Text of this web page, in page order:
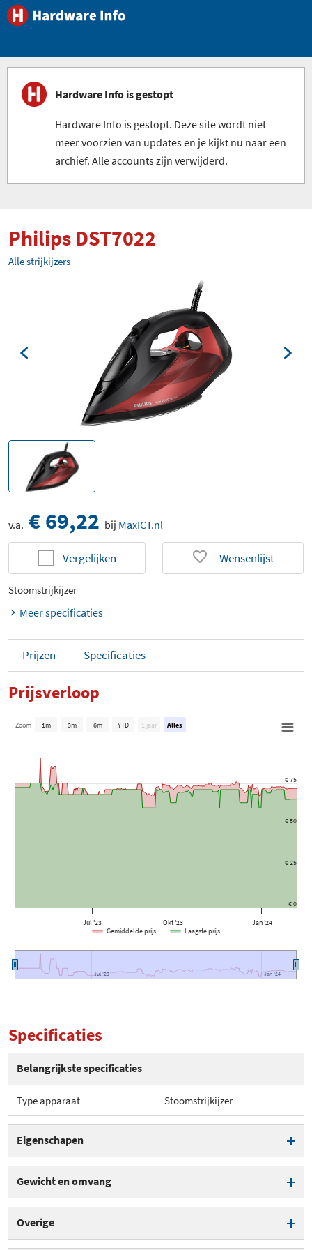
Hardware Info is gestopt
Hardware Info is gestopt. Deze site wordt niet
meer voorzien van updates en je kijkt nu naar een
archief. Alle accounts zijn verwijderd.
Philips DST7022
Alle strijkijzers
v.a. € 69,22 bij MaxICT.nl
Vergelijken Wensenlijst
Stoomstrijkijzer
Meer specificaties
Prijzen Specificaties
Prijsverloop
Jul '23 Okt '23 Jan '24
Jul '23
Jul '23 Jan '24
Jan '24
€ 0
€ 25
€ 50
€ 75
Zoom 1m 3m 6m YTD 1 jaar Alles
Gemiddelde prijs Laagste prijs
Specificaties
Belangrijkste specificaties
Type apparaat Stoomstrijkijzer
Eigenschapen
Verticale stoomfunctie
Gewicht en omvang
Diepte 33,2 cm
Overige